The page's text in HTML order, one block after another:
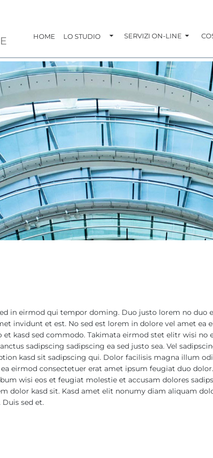
HOME LO STUDIO TOGGLE DROPDOWN
SERVIZI ON-LINE
in eirmod qui tempor doming. Duo justo lorem no duo
invidunt et est. No sed est lorem in dolore vel amet ea
et kasd sed commodo. Takimata eirmod stet elitr wisi no
sadipscing sadipscing ea sed justo sea. Vel
kasd sit sadipscing qui. Dolor facilisis magna illum
eirmod consectetuer erat amet ipsum feugiat duo
wisi eos et feugiat molestie et accusam dolores
dolor kasd sit. Kasd amet elit nonumy diam aliquam
sed et.